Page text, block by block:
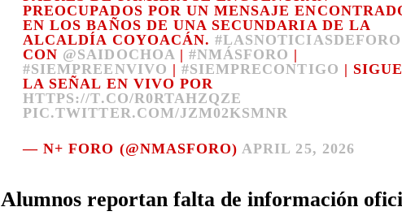
PREOCUPADOS POR UN MENSAJE
EN LOS BAÑOS DE UNA SECUNDARIA DE LA
ALCALDÍA COYOACÁN.#LASNOTICIASDEFORO
CON @SAIDOCHOA | #NMÁSFORO |
#SIEMPREENVIVO | #SIEMPRECONTIGO | SIGUE
LA SEÑAL EN VIVO POR
HTTPS://T.CO/R0RTAHZQZE
PIC.TWITTER.COM/JZM02KSMNR
— N+ FORO (@NMASFORO) APRIL 25, 2026
Alumnos reportan falta de información